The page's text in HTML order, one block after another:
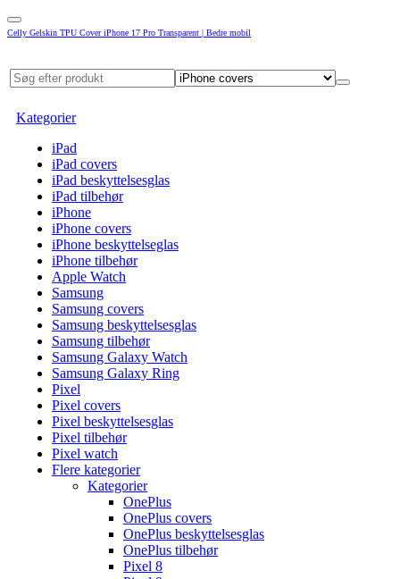
Celly Gelskin TPU Cover iPhone 17 Pro Transparent | Bedre mobil
Kategorier
iPad
iPad covers
iPad beskyttelsesglas
iPad tilbehør
iPhone
iPhone covers
iPhone beskyttelseglas
iPhone tilbehør
Apple Watch
Samsung
Samsung covers
Samsung beskyttelsesglas
Samsung tilbehør
Samsung Galaxy Watch
Samsung Galaxy Ring
Pixel
Pixel covers
Pixel beskyttelsesglas
Pixel tilbehør
Pixel watch
Flere kategorier
Kategorier
OnePlus
OnePlus covers
OnePlus beskyttelsesglas
OnePlus tilbehør
Pixel 8